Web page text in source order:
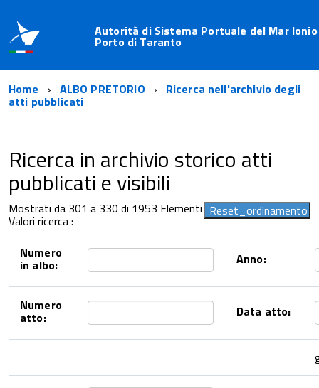
Autorità di Sistema Portuale del Mar
Porto di Taranto
Home ALBO PRETORIO Ricerca nell'archivio degli
atti pubblicati
Ricerca in archivio storico atti
pubblicati e visibili
Mostrati da 301 a 330 di 1953 Elementi
Valori ricerca :
Numero
in albo: Anno:
Numero
atto: Data atto: